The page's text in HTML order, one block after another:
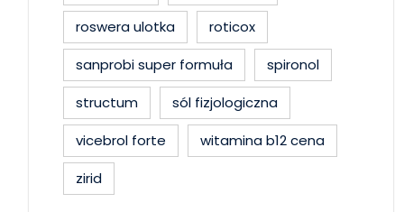
roswera ulotka
roticox
sanprobi super formuła
spironol
structum
sól fizjologiczna
vicebrol forte
witamina b12 cena
zirid